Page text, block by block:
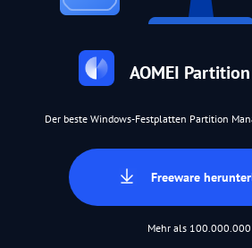
AOMEI
Der beste Windows-Festplatten Partition
Freeware
Mehr als